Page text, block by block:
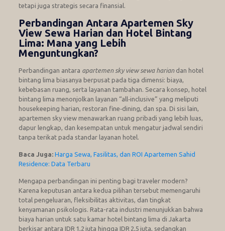
tetapi juga strategis secara finansial.
Perbandingan Antara Apartemen Sky
View Sewa Harian dan Hotel Bintang
Lima: Mana yang Lebih
Menguntungkan?
Perbandingan antara apartemen sky view sewa hariandan hotel
bintang lima biasanya berpusat pada tiga dimensi: biaya,
kebebasan ruang, serta layanan tambahan. Secara konsep, hotel
bintang lima menonjolkan layanan “all‑inclusive” yang meliputi
housekeeping harian, restoran fine‑dining, dan spa. Di sisi lain,
apartemen sky view menawarkan ruang pribadi yang lebih luas,
dapur lengkap, dan kesempatan untuk mengatur jadwal sendiri
tanpa terikat pada standar layanan hotel.
Baca Juga: Harga Sewa, Fasilitas, dan ROI Apartemen Sahid
Residence: Data Terbaru
Mengapa perbandingan ini penting bagi traveler modern?
Karena keputusan antara kedua pilihan tersebut memengaruhi
total pengeluaran, fleksibilitas aktivitas, dan tingkat
kenyamanan psikologis. Rata-rata industri menunjukkan bahwa
biaya harian untuk satu kamar hotel bintang lima di Jakarta
berkisar antara IDR 1,2 juta hingga IDR 2,5 juta, sedangkan